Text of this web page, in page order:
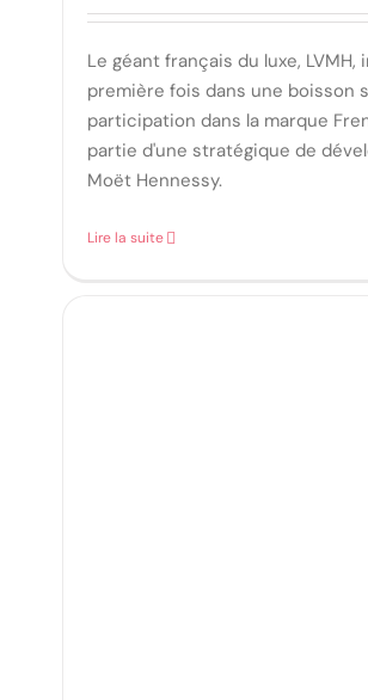
Le géant français du luxe,
première fois dans une boisson
participation dans la marque
partie d'une stratégique de
Moët Hennessy.
Lire la suite